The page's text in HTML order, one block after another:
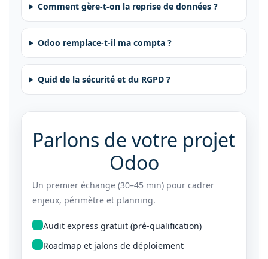
Comment gère-t-on la reprise de données ?
Odoo remplace-t-il ma compta ?
Quid de la sécurité et du RGPD ?
Parlons de votre projet
Odoo
Un premier échange (30–45 min) pour cadrer
enjeux, périmètre et planning.
Audit express gratuit (pré-qualification)
Roadmap et jalons de déploiement